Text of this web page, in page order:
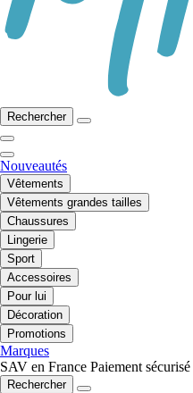
Rechercher
Nouveautés
Vêtements
Vêtements grandes tailles
Chaussures
Lingerie
Sport
Accessoires
Pour lui
Décoration
Promotions
Marques
SAV en France Paiement sécurisé
Rechercher